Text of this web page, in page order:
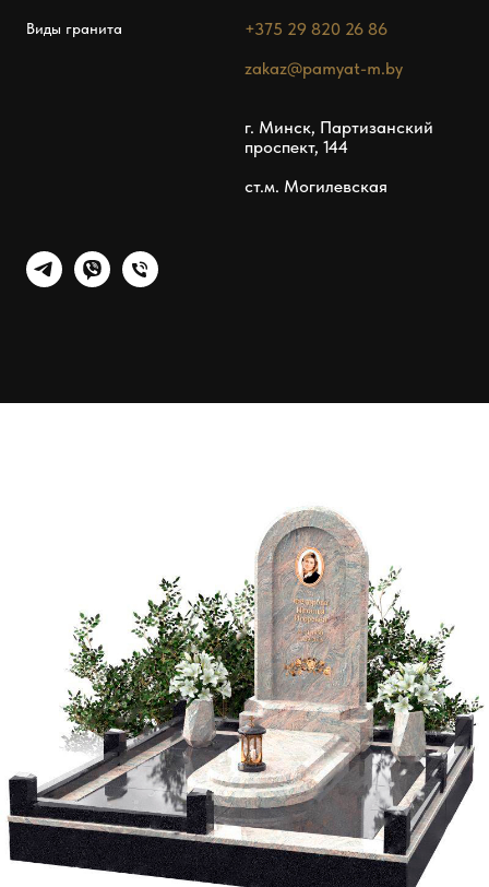
Виды гранита
+375 29 820 26 86
zakaz@pamyat-m.by
г. Минск, Партизанский
проспект, 144
ст.м. Могилевская